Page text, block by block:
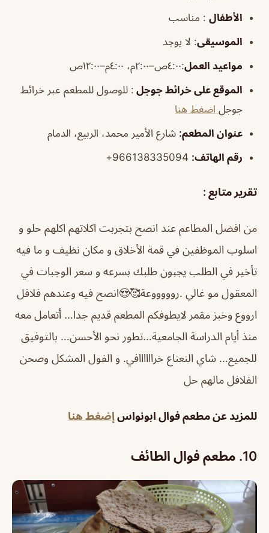
الأطفال : مناسب
الموسيقى: لا يوجد
مواعيد العمل:٤:٠٠ص–٢:٠٠م، ٤:٠٠م–١٢:٠٠ص
الموقع على خرائط جوجل : للوصول للمطعم عبر خرائط
جوجل اضغط هنا
عنوان المطعم: شارع الأمير محمد، الربيع، الدمام
رقم الهاتف:
تقرير متابع :
من افضل المطاعم عند انصح بتجربت اكلاتهم اكلهم حلو و
اسلوب الموظفين في قمة الأخلاق و مكان نظيف و ما فيه
تأخير في الطلب يجبون طلبك بسرعه و سعر الوجبات في
المعقول مو غالي .روووووعة🥰😍انصح فيه وعندهم فلافل
ارووع وخبز مقمر لايطوفكم المطعم قديم جدا… أتعامل معه
منذ أيام الدراسة الجامعية…تطور نحو الأحسن… بالتوفيق
للجميع… شاي النعناع خراااااافي. و الفول المشكل وصحن
الفلافل مالهم حل
للمزيد عن مطعم فوال ابونواس إضغط هنا
10. مطعم فوال الطائف